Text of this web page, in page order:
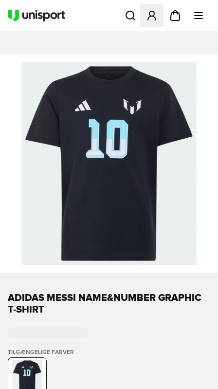
Åbner en Modal til at
ADIDAS MESSI NAME&NUMBER GRAPHIC
T-SHIRT
TILGÆNGELIGE FARVER